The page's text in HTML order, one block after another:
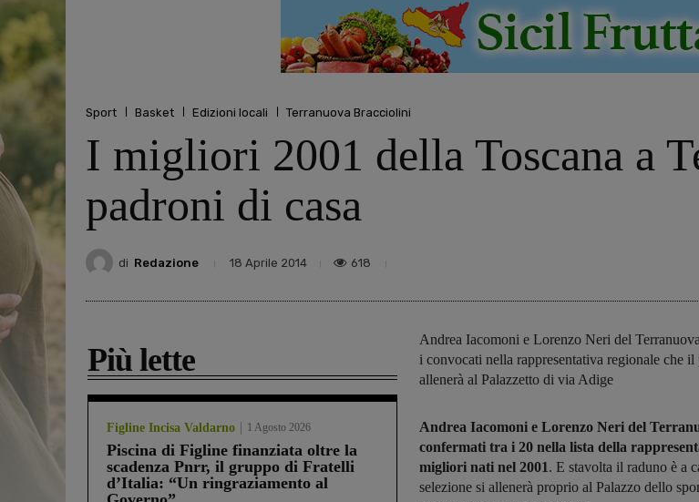
Sport Basket Edizioni locali Terranuova Bracciolini
I migliori 2001 della Toscana a
padroni di casa
di Redazione 18 Aprile 2014 618
Più lette
Figline Incisa Valdarno 1 Agosto 2026
Piscina di Figline finanziata oltre la
scadenza Pnrr, il gruppo di Fratelli
d’Italia: “Un ringraziamento al
Andrea Iacomoni e Lorenzo Neri del
i convocati nella rappresentativa regionale che
allenerà al Palazzetto di via Adige
Andrea Iacomoni e Lorenzo Neri del
confermati tra i 20 nella lista della
migliori nati nel 2001. E stavolta il raduno è a
selezione si allenerà proprio al Palazzo dello